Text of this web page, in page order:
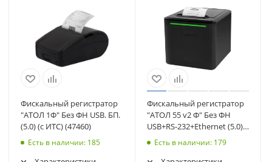
Фискальный регистратор
"АТОЛ 1Ф" Без ФН USB. БП.
(5.0) (с ИТС) (47460)
Есть в наличии: 185
Фискальный регистратор
"АТОЛ 55 v2 Ф" Без ФН
USB+RS-232+Ethernet (5.0),
черный (62529)
Есть в наличии: 179